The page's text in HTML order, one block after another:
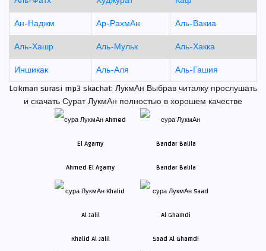
Ан-Наджм
Ар-РахмАн
Аль-Вакиа
Аль-Хашр
Аль-Мульк
Аль-Хакка
Иншикак
Аль-Аля
Аль-Гашия
Lokman surasi mp3 skachat: ЛукмАн Выбрав читалку прослушать
и скачать Сурат ЛукмАн полностью в хорошем качестве
Ahmed El Agamy Bandar Balila
Khalid Al Jalil Saad Al Ghamdi